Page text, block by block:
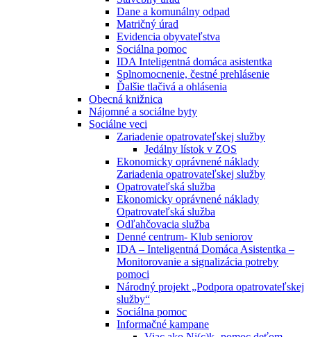
Dane a komunálny odpad
Matričný úrad
Evidencia obyvateľstva
Sociálna pomoc
IDA Inteligentná domáca asistentka
Splnomocnenie, čestné prehlásenie
Ďalšie tlačivá a ohlásenia
Obecná knižnica
Nájomné a sociálne byty
Sociálne veci
Zariadenie opatrovateľskej služby
Jedálny lístok v ZOS
Ekonomicky oprávnené náklady
Zariadenia opatrovateľskej služby
Opatrovateľská služba
Ekonomicky oprávnené náklady
Opatrovateľská služba
Odľahčovacia služba
Denné centrum- Klub seniorov
IDA – Inteligentná Domáca Asistentka –
Monitorovanie a signalizácia potreby
pomoci
Národný projekt „Podpora opatrovateľskej
služby“
Sociálna pomoc
Informačné kampane